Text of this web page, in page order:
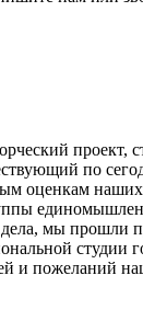
проект,
по
оценкам
мы прошли
студии
и пожеланий